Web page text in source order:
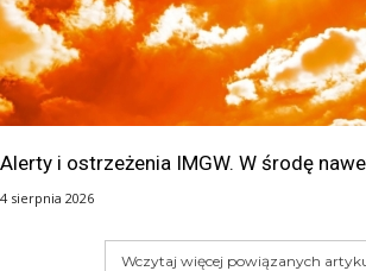
Alerty i ostrzeżenia IMGW. W środę
4 sierpnia 2026
Wczytaj więcej powiązanych